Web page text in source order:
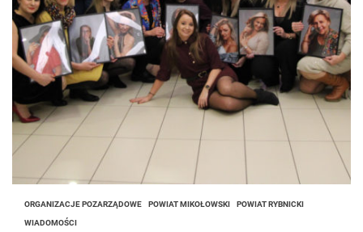
ORGANIZACJE POZARZĄDOWE POWIAT MIKOŁOWSKI POWIAT RYBNICKI
WIADOMOŚCI